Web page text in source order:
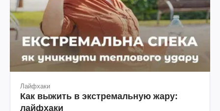
Лайфхаки
Как выжить в экстремальную жару:
лайфхаки